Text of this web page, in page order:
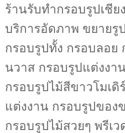
ร้านรับทำกรอบรูปเชีย
บริการอัดภาพ ขยายรู
กรอบรูปทั้ง กรอบลอย
นวาส กรอบรูปแต่งงา
กรอบรูปไม้สีขาวโมเ
แต่งงาน กรอบรูปขอ
กรอบรูปไม้สวยๆ พรีเ